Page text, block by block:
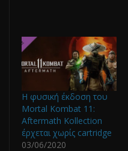
Η φυσική έκδοση του
Mortal Kombat 11:
Aftermath Kollection
έρχεται χωρίς cartridge
03/06/2020